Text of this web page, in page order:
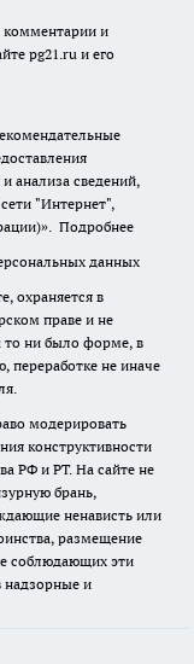
комментарии и
pg21.ru и его
анализа сведений,
"Интернет",
Подробнее
данных
охраняется в
праве и не
то ни было форме, в
переработке не иначе
модерировать
конструктивности
РФ и РТ. На сайте не
брань,
ненависть или
размещение
соблюдающих эти
надзорные и